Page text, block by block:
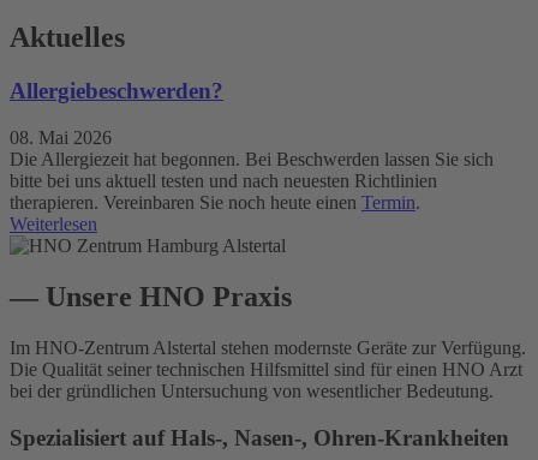
Aktuelles
Allergiebeschwerden?
08. Mai 2026
Die Allergiezeit hat begonnen. Bei Beschwerden lassen Sie sich
bitte bei uns aktuell testen und nach neuesten Richtlinien
therapieren. Vereinbaren Sie noch heute einen Termin.
Weiterlesen
— Unsere HNO Praxis
Im HNO-Zentrum Alstertal stehen modernste Geräte zur Verfügung.
Die Qualität seiner technischen Hilfsmittel sind für einen HNO Arzt
bei der gründlichen Untersuchung von wesentlicher Bedeutung.
Spezialisiert auf Hals-, Nasen-, Ohren-Krankheiten